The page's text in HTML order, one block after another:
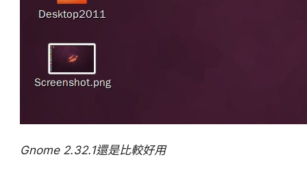
Gnome 2.32.1還是比較好用